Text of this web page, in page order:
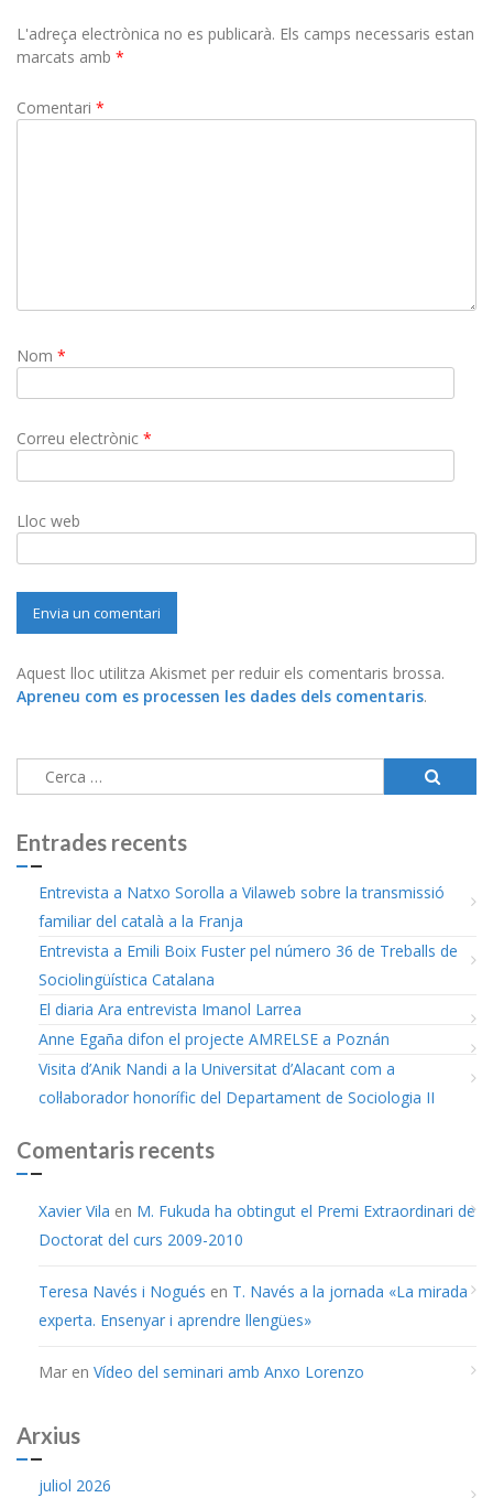
L'adreça electrònica no es publicarà. Els camps necessaris estan
marcats amb *
Comentari *
Nom *
Correu electrònic *
Lloc web
Aquest lloc utilitza Akismet per reduir els comentaris brossa.
Apreneu com es processen les dades dels comentaris.
Cerca:
Entrades recents
Entrevista a Natxo Sorolla a Vilaweb sobre la transmissió
familiar del català a la Franja
Entrevista a Emili Boix Fuster pel número 36 de Treballs de
Sociolingüística Catalana
El diaria Ara entrevista Imanol Larrea
Anne Egaña difon el projecte AMRELSE a Poznán
Visita d’Anik Nandi a la Universitat d’Alacant com a
col·laborador honorífic del Departament de Sociologia II
Comentaris recents
Xavier Vila en M. Fukuda ha obtingut el Premi Extraordinari de
Doctorat del curs 2009-2010
Teresa Navés i Nogués en T. Navés a la jornada «La mirada
experta. Ensenyar i aprendre llengües»
Mar en Vídeo del seminari amb Anxo Lorenzo
Arxius
juliol 2026